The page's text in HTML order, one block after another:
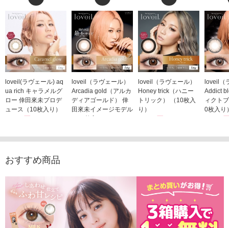
loveil(ラヴェール) aq
ua rich キャラメルグ
ロー 倖田來未プロデ
ュース（10枚入り）
loveil（ラヴェール）
Arcadia gold（アルカ
ディアゴールド） 倖
田來未イメージモデル
（10枚入り）
loveil（ラヴェール）
Honey trick（ハニー
トリック） （10枚入
り）
loveil（
Addict
ィクト
0枚入り
おすすめ商品